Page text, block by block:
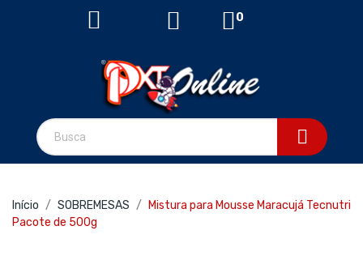
0
Início SOBREMESAS
Mistura para Mousse Maracujá Tecnutri
Pacote de 500g